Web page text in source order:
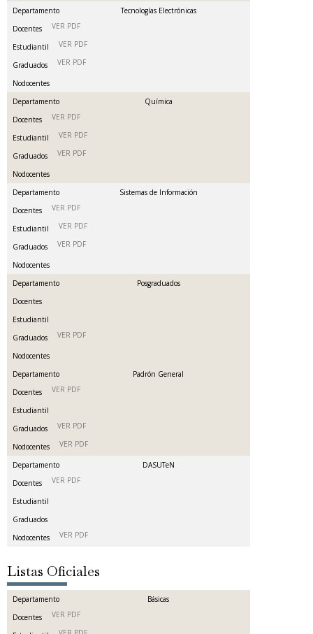
Departamento
Tecnologías Electrónicas
Docentes
VER PDF
Estudiantil VER PDF
Graduados VER PDF
Nodocentes
Departamento
Química
Docentes
VER PDF
Estudiantil VER PDF
Graduados VER PDF
Nodocentes
Departamento
Sistemas de Información
Docentes
VER PDF
Estudiantil VER PDF
Graduados VER PDF
Nodocentes
Departamento
Posgraduados
Docentes
Estudiantil
Graduados
VER PDF
Nodocentes
Departamento
Padrón General
Docentes
VER PDF
Estudiantil
Graduados
VER PDF
Nodocentes VER PDF
Departamento
DASUTeN
Docentes
VER PDF
Estudiantil
Graduados
Nodocentes
VER PDF
Listas Oficiales
Departamento
Básicas
Docentes
VER PDF